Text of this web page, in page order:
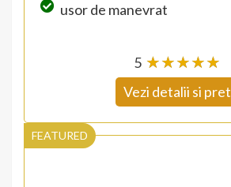
usor de manevrat
5 ☆☆☆☆☆
★★★★★
Vezi detalii si pret
FEATURED